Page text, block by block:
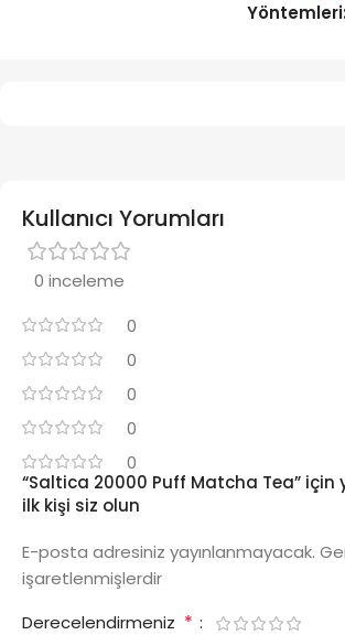
Kullanıcı Yorumları
0 inceleme
0
0
0
0
0
“Saltica 20000 Puff Matcha Tea”
ilk kişi siz olun
E-posta adresiniz yayınlanmayacak.
işaretlenmişlerdir
Derecelendirmeniz *